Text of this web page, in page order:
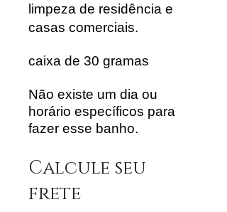
limpeza de residência e
casas comerciais.
caixa de 30 gramas
Não existe um dia ou
horário específicos para
fazer esse banho.
Calcule seu
frete